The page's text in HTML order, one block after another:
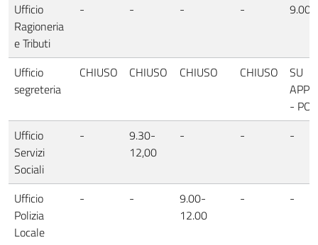
Ufficio
Ragioneria
e Tributi
- - - - 9.00
Ufficio
segreteria
CHIUSO CHIUSO CHIUSO CHIUSO
SU
-
Ufficio
Servizi
Sociali
-
9.30-
12,00
- - -
Ufficio
Polizia
Locale
- -
9.00-
12.00
- -